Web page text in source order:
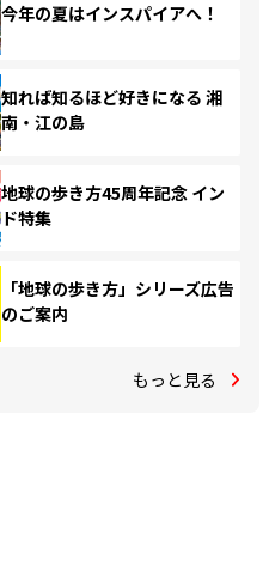
今年の夏はインスパイアへ！
知れば知るほど好きになる 湘
南・江の島
地球の歩き方45周年記念 イン
ド特集
「地球の歩き方」シリーズ広告
のご案内
もっと見る